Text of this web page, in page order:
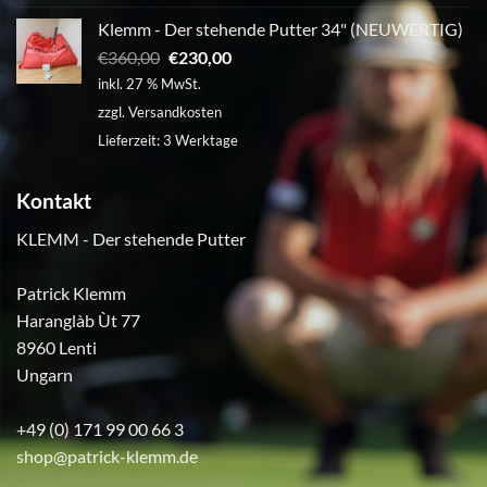
Klemm - Der stehende Putter 34" (NEUWERTIG)
€360,00 Ursprünglicher
Preis
€360,00
€230,00Aktueller
€230,00.
inkl. 27 % MwSt.
zzgl. Versandkosten
Lieferzeit:3 Werktage
Kontakt
KLEMM - Der stehende Putter
Patrick Klemm
Haranglàb Ùt 77
8960 Lenti
Ungarn
+49 (0) 171 99 00 66 3
shop@patrick-klemm.de